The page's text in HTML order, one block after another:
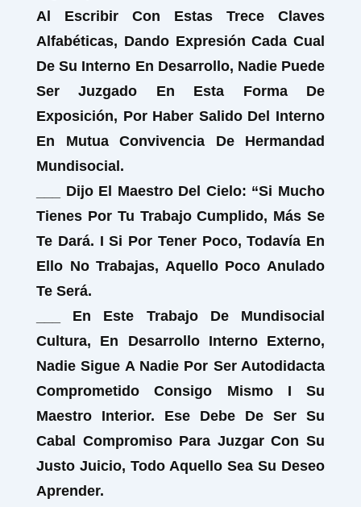
Al Escribir Con Estas Trece Claves
Alfabéticas, Dando Expresión Cada Cual
De Su Interno En Desarrollo, Nadie Puede
Ser Juzgado En Esta Forma De
Exposición, Por Haber Salido Del Interno
En Mutua Convivencia De Hermandad
Mundisocial.
___ Dijo El Maestro Del Cielo: “Si Mucho
Tienes Por Tu Trabajo Cumplido, Más Se
Te Dará. I Si Por Tener Poco, Todavía En
Ello No Trabajas, Aquello Poco Anulado
Te Será.
___ En Este Trabajo De Mundisocial
Cultura, En Desarrollo Interno Externo,
Nadie Sigue A Nadie Por Ser Autodidacta
Comprometido Consigo Mismo I Su
Maestro Interior. Ese Debe De Ser Su
Cabal Compromiso Para Juzgar Con Su
Justo Juicio, Todo Aquello Sea Su Deseo
Aprender.